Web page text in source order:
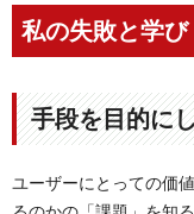
私の失敗と学び
手段を目的に
ユーザーにとっての価